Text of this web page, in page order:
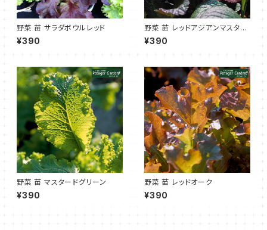
野菜 苗 サラダボウルレッド
¥390
野菜 苗 レッドアジアンマスター
ド
¥390
野菜 苗 マスタードグリーン
¥390
野菜 苗 レッドオーク
¥390